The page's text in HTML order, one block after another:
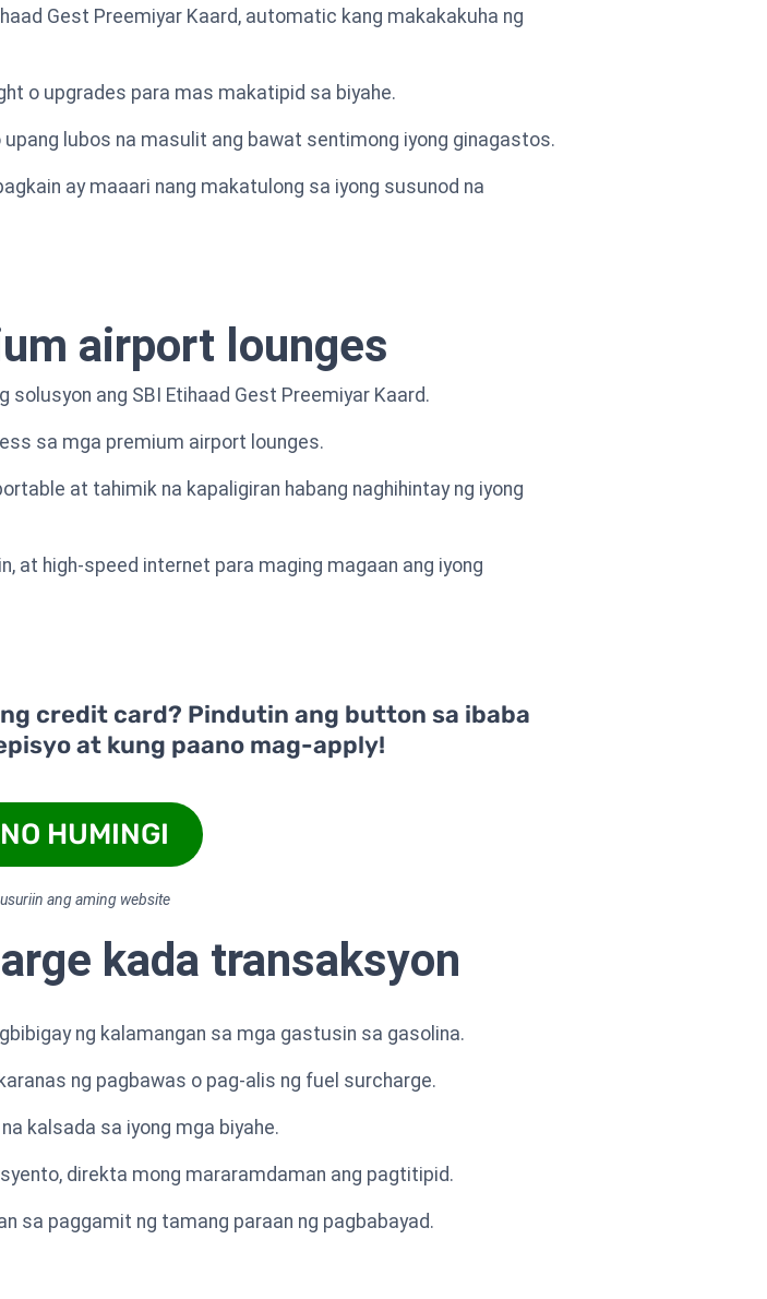
Gest Preemiyar Kaard, automatic kang makakakuha ng
o upgrades para mas makatipid sa biyahe.
lubos na masulit ang bawat sentimong iyong ginagastos.
ay maaari nang makatulong sa iyong susunod na
airport lounges
solusyon ang SBI Etihaad Gest Preemiyar Kaard.
sa mga premium airport lounges.
at tahimik na kapaligiran habang naghihintay ng iyong
at high-speed internet para maging magaan ang iyong
credit card? Pindutin ang button sa ibaba
at kung paano mag-apply!
HUMINGI
ang aming website
kada transaksyon
ng kalamangan sa mga gastusin sa gasolina.
ng pagbawas o pag-alis ng fuel surcharge.
kalsada sa iyong mga biyahe.
direkta mong mararamdaman ang pagtitipid.
sa paggamit ng tamang paraan ng pagbabayad.